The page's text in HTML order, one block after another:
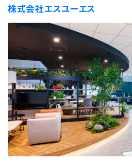
新卒エージェント
イベント・セミナー
インタビュー
就活成功ガイド
リファレンス
プラン
個人向けプラン
法人向けプラン
再チャレンジ結果一覧
Tech Team Journal
paiza times
note
paizaとは？
株式会社エスユーエス